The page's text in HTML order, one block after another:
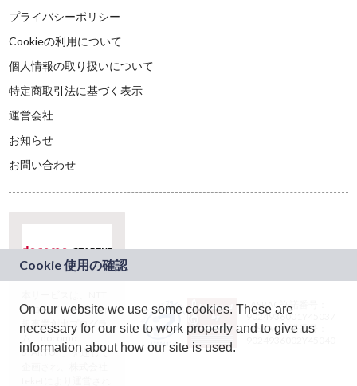
プライバシーポリシー
Cookieの利用について
個人情報の取り扱いについて
特定商取引法に基づく表示
運営会社
お知らせ
お問い合わせ
ドコモグループの新
規事業創出プログラ
ム「docomo
STARTUP」を通じて
JASRAC許諾番号：
9024936001Y45037
JASRAC許諾番号：
On our website we use some cookies. These are
necessary for our site to work properly and to give us
information about how our site is used.